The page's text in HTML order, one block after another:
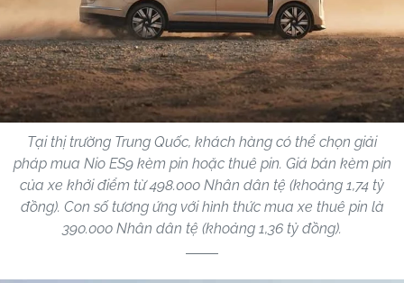
Tại thị trường Trung Quốc, khách hàng có thể chọn giải
pháp mua Nio ES9 kèm pin hoặc thuê pin. Giá bán kèm pin
của xe khởi điểm từ 498.000 Nhân dân tệ (khoảng 1,74 tỷ
đồng). Con số tương ứng với hình thức mua xe thuê pin là
390.000 Nhân dân tệ (khoảng 1,36 tỷ đồng).